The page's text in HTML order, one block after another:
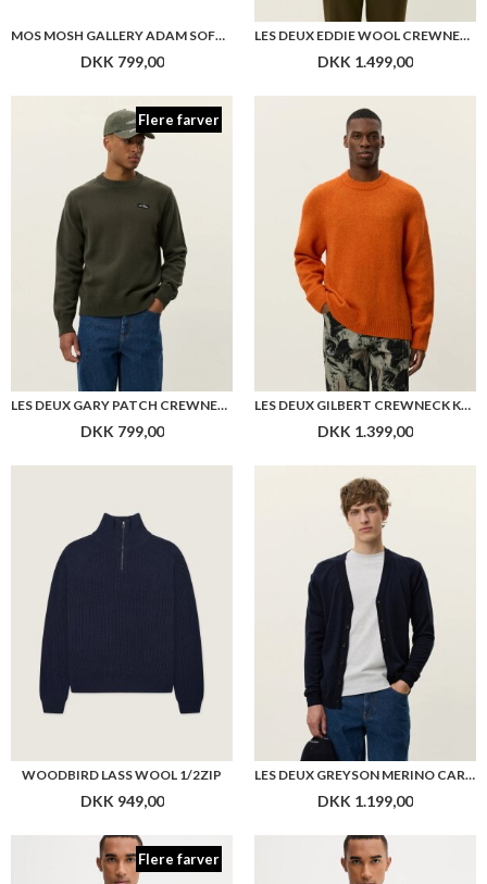
MOS MOSH GALLERY ADAM SOFT KNIT
DKK 799,00
LES DEUX EDDIE WOOL CREWNECK KNIT
DKK 1.499,00
Flere farver
LES DEUX GARY PATCH CREWNECK KNIT
DKK 799,00
LES DEUX GILBERT CREWNECK KNIT
DKK 1.399,00
WOODBIRD LASS WOOL 1/2ZIP
DKK 949,00
LES DEUX GREYSON MERINO CARDIGAN
DKK 1.199,00
Flere farver